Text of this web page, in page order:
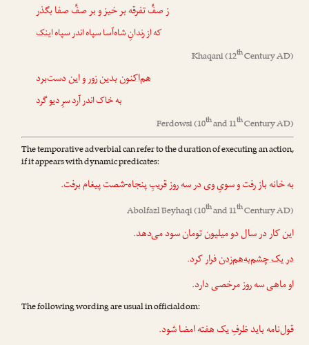
ز صفِّ تفرقه بر خیز و بر صفِّ صفا بگذر
که از رندانِ شاه‌آسا سپاه اندر سپاهاینک
Khaqani(12thCentury AD)
هم‌اکنونبدین زور و این دست‌برد
به خاک اندر آرد سرِ دیو گرد
Ferdowsi(10thand 11thCentury AD)
The temporative adverbial can refer to the duration of executing an action,
if it appears with dynamic predicates:
به خانه باز رفت و سویِ ویدر سه روزقریبِ پنجاه-شصت پیغام برفت.
Abolfazl Beyhaqi(10thand 11thCentury AD)
این کاردر سالدو میلیون تومان سود می‌دهد.
در یک چشم‌به‌هم‌زدنفرار کرد.
اوماهیسه روز مرخصی دارد.
The following wording are usual in officialdom:
قول‌نامه بایدظرفِ یک هفتهامضا شود.